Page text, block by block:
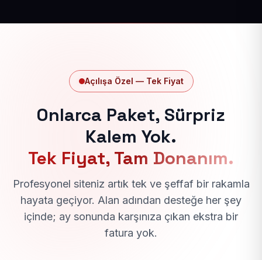
Açılışa Özel — Tek Fiyat
Onlarca Paket, Sürpriz
Kalem Yok.
Tek Fiyat, Tam Donanım.
Profesyonel siteniz artık tek ve şeffaf bir rakamla
hayata geçiyor. Alan adından desteğe her şey
içinde; ay sonunda karşınıza çıkan ekstra bir
fatura yok.